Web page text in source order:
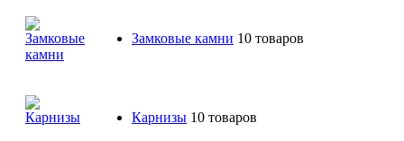
Замковые камни 10 товаров
Карнизы 10 товаров